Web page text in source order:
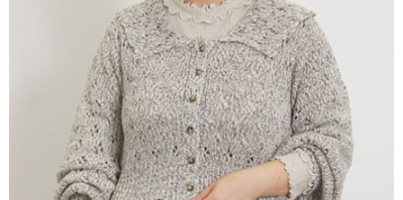
1.本服務係由「台灣大哥大股份有限公司」（以下簡稱本公司）所提供，讓
用戶於交易時，得透過本服務購買商品或服務，並由商店將買賣／分期付款
買賣價金債權讓與本公司後，依約使用本公司帳單繳交帳款。
2.基於同意付款使用「大哥付你分期」之契約關係目的，商店將以您的個人
資料（包含姓名、電話或地址）提供予台灣大哥大進項蒐集、處理及利用，
由本公司與您本人進行分期帳單所需資料之確認、核對及更正。
3.完整用戶服務條款，請詳閱以下連結：https://oppay.tw/userRule
ATM／網路銀行／等多元方式進行付款，方視為交易完成。
※ 請注意：結帳手續完成當下不需立刻繳費，但若您需要取消訂單，請聯絡
購買商品的店家。未經商家同意取消之訂單仍視為有效，需透過AFTEE先享
後付繳納相關費用。
※ 交易是否成功請以「AFTEE先享後付 」之結帳頁面顯示為準，若有關於
是否繳費成功／繳費後需取消欲退款等相關疑問，請聯繫「AFTEE先享後付
客戶支援中心」https://netprotections.freshdesk.com/support/home
【注意事項】
１．透過由恩沛科技股份有限公司提供之「AFTEE先享後付」服務完成之交
易，需依本服務之必要範圍內提供個人資料，並將交易相關給付款項請求債
權轉讓予恩沛科技股份有限公司。
每筆NT$60，滿NT$888(含以上)免運費
萊爾富純取貨
每筆NT$60，滿NT$888(含以上)免運費
7-11取貨付款
每筆NT$60，滿NT$888(含以上)免運費
7-11純取貨